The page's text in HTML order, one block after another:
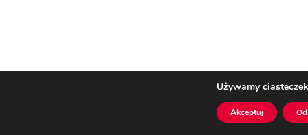
Używamy
Akceptuj